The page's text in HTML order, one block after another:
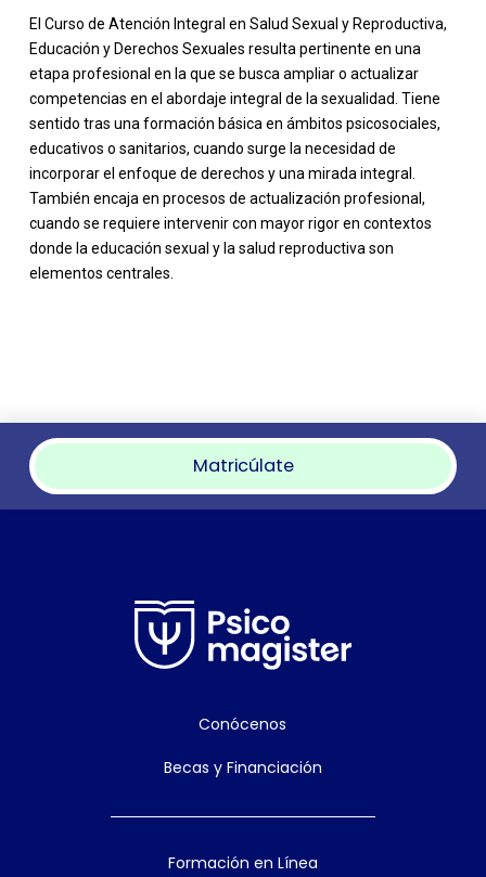
El Curso de Atención Integral en Salud Sexual y Reproductiva,
Educación y Derechos Sexuales resulta pertinente en una
etapa profesional en la que se busca ampliar o actualizar
competencias en el abordaje integral de la sexualidad. Tiene
sentido tras una formación básica en ámbitos psicosociales,
educativos o sanitarios, cuando surge la necesidad de
incorporar el enfoque de derechos y una mirada integral.
También encaja en procesos de actualización profesional,
cuando se requiere intervenir con mayor rigor en contextos
donde la educación sexual y la salud reproductiva son
elementos centrales.
Matricúlate
Conócenos
Becas y Financiación
Formación en Línea